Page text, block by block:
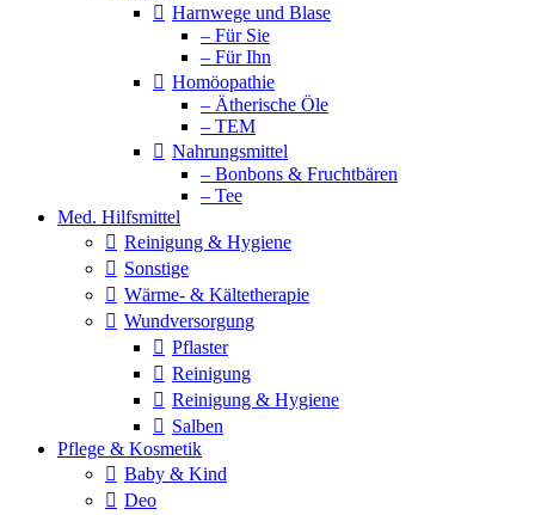
Harnwege und Blase
– Für Sie
– Für Ihn
Homöopathie
– Ätherische Öle
– TEM
Nahrungsmittel
– Bonbons & Fruchtbären
– Tee
Med. Hilfsmittel
Reinigung & Hygiene
Sonstige
Wärme- & Kältetherapie
Wundversorgung
Pflaster
Reinigung
Reinigung & Hygiene
Salben
Pflege & Kosmetik
Baby & Kind
Deo